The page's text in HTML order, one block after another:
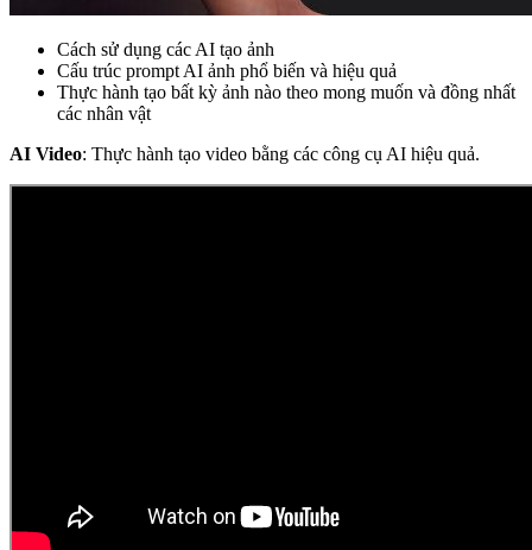
Cách sử dụng các AI tạo ảnh
Cấu trúc prompt AI ảnh phổ biến và hiệu quả
Thực hành tạo bất kỳ ảnh nào theo mong muốn và đồng nhất
các nhân vật
AI Video: Thực hành tạo video bằng các công cụ AI hiệu quả.